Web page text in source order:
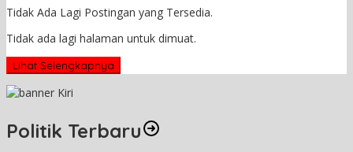
Tidak Ada Lagi Postingan yang Tersedia.
Tidak ada lagi halaman untuk dimuat.
Lihat Selengkapnya
Politik Terbaru